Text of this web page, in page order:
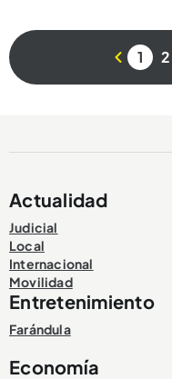
1 2
Actualidad
Judicial
Local
Internacional
Movilidad
Entretenimiento
Farándula
Economía